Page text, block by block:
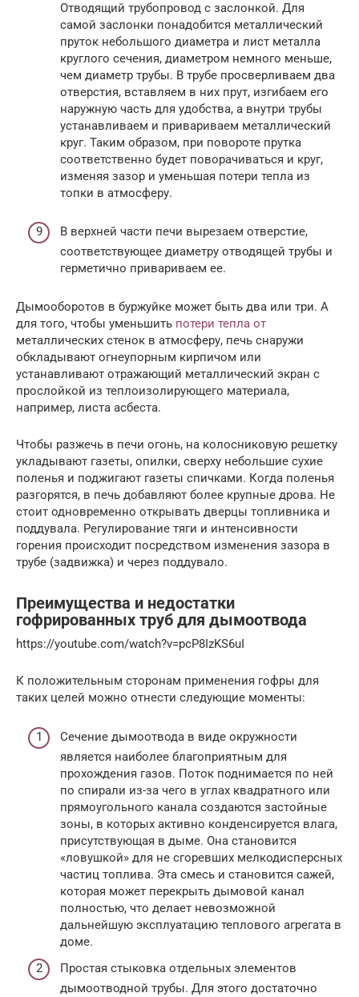
Отводящий трубопровод с заслонкой. Для
самой заслонки понадобится металлический
пруток небольшого диаметра и лист металла
круглого сечения, диаметром немного меньше,
чем диаметр трубы. В трубе просверливаем два
отверстия, вставляем в них прут, изгибаем его
наружную часть для удобства, а внутри трубы
устанавливаем и привариваем металлический
круг. Таким образом, при повороте прутка
соответственно будет поворачиваться и круг,
изменяя зазор и уменьшая потери тепла из
топки в атмосферу.
В верхней части печи вырезаем отверстие,
соответствующее диаметру отводящей трубы и
герметично привариваем ее.
Дымооборотов в буржуйке может быть два или три. А
для того, чтобы уменьшить потери тепла от
металлических стенок в атмосферу, печь снаружи
обкладывают огнеупорным кирпичом или
устанавливают отражающий металлический экран с
прослойкой из теплоизолирующего материала,
например, листа асбеста.
Чтобы разжечь в печи огонь, на колосниковую решетку
укладывают газеты, опилки, сверху небольшие сухие
поленья и поджигают газеты спичками. Когда поленья
разгорятся, в печь добавляют более крупные дрова. Не
стоит одновременно открывать дверцы топливника и
поддувала. Регулирование тяги и интенсивности
горения происходит посредством изменения зазора в
трубе (задвижка) и через поддувало.
Преимущества и недостатки
гофрированных труб для дымоотвода
https://youtube.com/watch?v=pcP8IzKS6uI
К положительным сторонам применения гофры для
таких целей можно отнести следующие моменты:
Сечение дымоотвода в виде окружности
является наиболее благоприятным для
прохождения газов. Поток поднимается по ней
по спирали из-за чего в углах квадратного или
прямоугольного канала создаются застойные
зоны, в которых активно конденсируется влага,
присутствующая в дыме. Она становится
«ловушкой» для не сгоревших мелкодисперсных
частиц топлива. Эта смесь и становится сажей,
которая может перекрыть дымовой канал
полностью, что делает невозможной
дальнейшую эксплуатацию теплового агрегата в
доме.
Простая стыковка отдельных элементов
дымоотводной трубы. Для этого достаточно